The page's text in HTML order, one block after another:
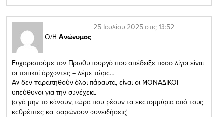
Ο/Η Ανώνυμος
25 Ιουλίου 2025 στις 13:52
Ευχαριστούμε τον Πρωθυπουργό που απέδειξε πόσο λίγοι είναι
οι τοπικοί άρχοντες – λέμε τώρα…
Αν δεν παραιτηθούν όλοι πάραυτα, είναι οι ΜΟΝΑΔΙΚΟΙ
υπεύθυνοι για την συνέχεια.
(σιγά μην το κάνουν, τώρα που ρέουν τα εκατομμύρια από τους
καθρέπτες και σαρώνουν συνειδήσεις)